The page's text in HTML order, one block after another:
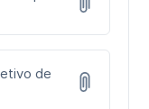
de